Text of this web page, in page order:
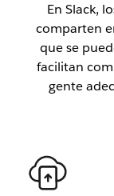
En Slack,
comparten
que se
facilitan
gente